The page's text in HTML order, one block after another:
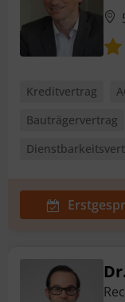
Kreditvertrag
Bauträgervertrag